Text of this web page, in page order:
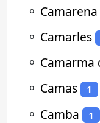
⚬ Camarena
⚬ Camarles
⚬ Camarma
⚬ Camas 1
⚬ Camba 1